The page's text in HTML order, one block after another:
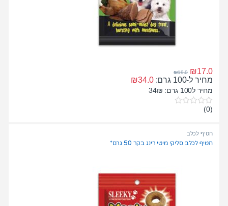
₪17.0
₪19.0
מחיר ל-100 גרם: ₪34.0
מחיר ל100 גרם: 34₪
0
t
f
(0)
חטיף לכלב
חטיף לכלב סליקי מיטי רינג בקר 50 גרם*